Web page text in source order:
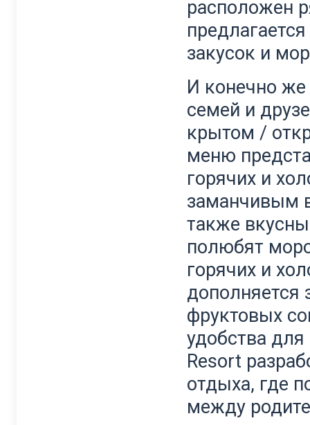
расположен
закусок и
И конечно же
семей и
крытом /
меню
горячих и
заманчивым
также
полюбят
горячих и
фруктовых
удобства
Resort
отдыха, где
между